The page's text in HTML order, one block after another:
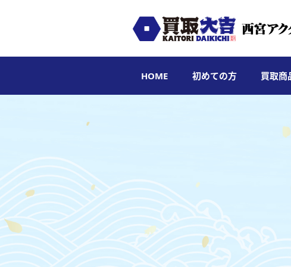
HOME 初めての方 買取商